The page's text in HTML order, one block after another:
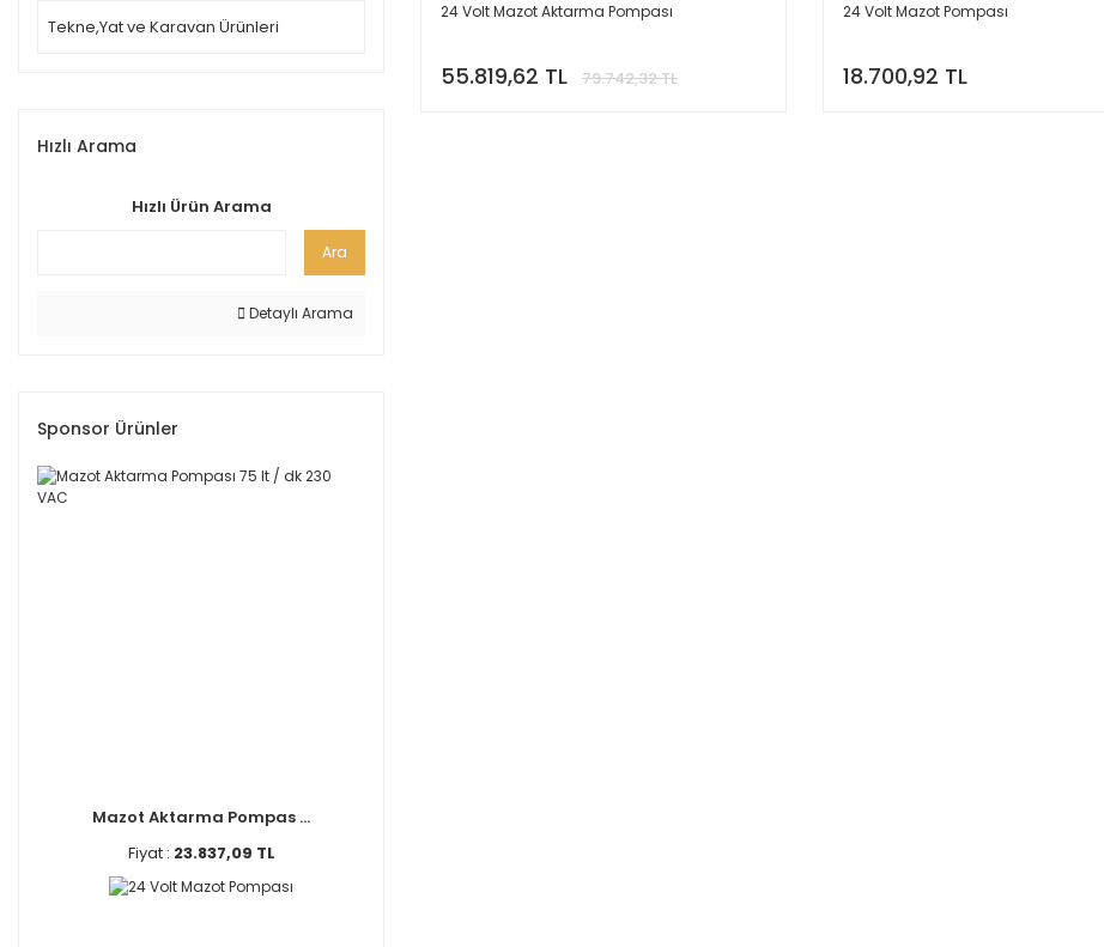
Tekne,Yat ve Karavan Ürünleri
Hızlı Arama
Hızlı Ürün Arama
Ara
Detaylı Arama
Sponsor Ürünler
Mazot Aktarma Pompas ...
Fiyat : 23.837,09 TL
24 Volt Mazot Aktarma Pompası
55.819,62 TL 79.742,32 TL
24 Volt Mazot Pompası
18.700,92 TL